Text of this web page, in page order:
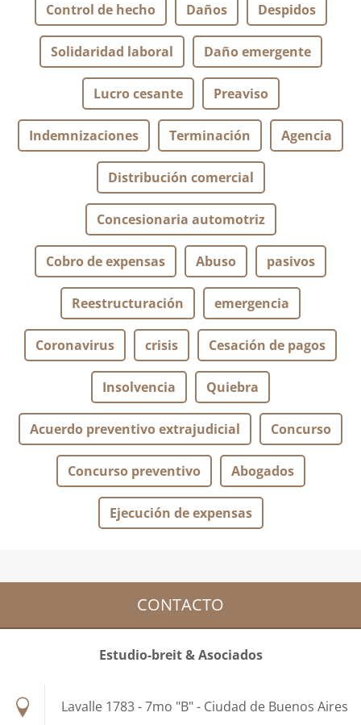
Control de hecho Daños Despidos
Solidaridad laboral Daño emergente
Lucro cesante Preaviso
Indemnizaciones Terminación Agencia
Distribución comercial
Concesionaria automotriz
Cobro de expensas Abuso pasivos
Reestructuración emergencia
Coronavirus crisis Cesación de pagos
Insolvencia Quiebra
Acuerdo preventivo extrajudicial Concurso
Concurso preventivo Abogados
Ejecución de expensas
CONTACTO
Estudio-breit & Asociados
Lavalle 1783 - 7mo "B" - Ciudad de Buenos Aires